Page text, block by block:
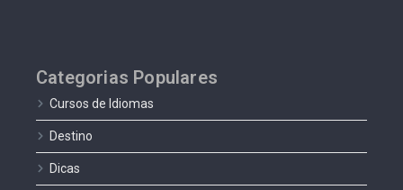
Categorias Populares
Cursos de Idiomas
Destino
Dicas